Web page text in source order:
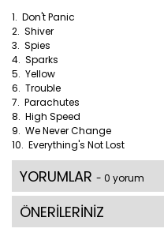
1. Don't Panic
2. Shiver
3. Spies
4. Sparks
5. Yellow
6. Trouble
7. Parachutes
8. High Speed
9. We Never Change
10. Everything's Not Lost
YORUMLAR - 0 yorum
ÖNERİLERİNİZ